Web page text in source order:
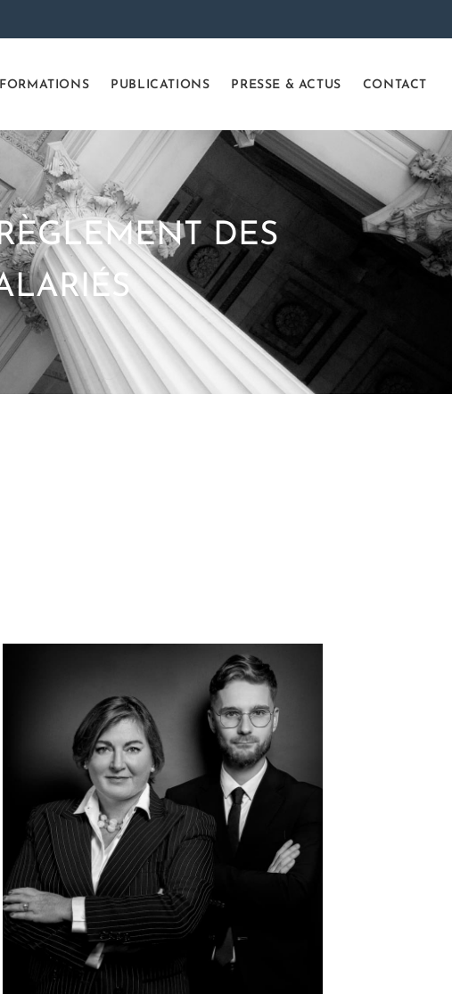
FORMATIONS PUBLICATIONS PRESSE & ACTUS CONTACT
DES